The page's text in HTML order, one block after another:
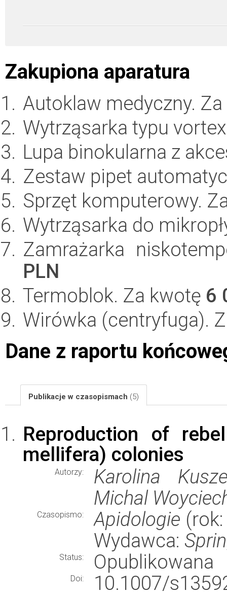
Zakupiona aparatura
Autoklaw medyczny.
Wytrząsarka typu
Lupa binokularna z
Zestaw pipet
Sprzęt komputerowy.
Wytrząsarka do
Zamrażarka
PLN
Termoblok. Za kwotę 6
Wirówka (centryfuga).
Dane z raportu
Publikacje w czasopismach (5)
Reproduction of
mellifera) colonies
Autorzy:
Karolina
Michal
Czasopismo: Apidologie
Wydawca:
Status: Opublikowana
Doi:
10.1007/